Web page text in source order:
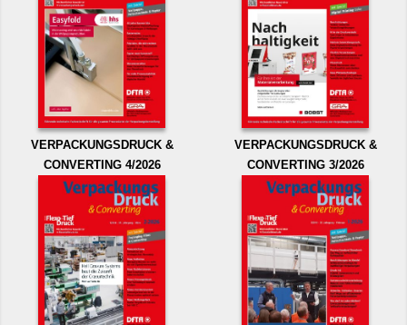
VERPACKUNGSDRUCK &
CONVERTING 4/2026
VERPACKUNGSDRUCK &
CONVERTING 3/2026